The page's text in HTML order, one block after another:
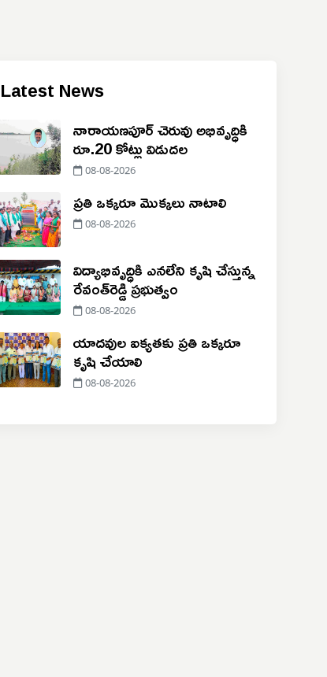
Latest News
నారాయణపూర్ చెరువు అభివృద్ధికి
రూ.20 కోట్లు విడుదల
08-08-2026
ప్రతి ఒక్కరూ మొక్కలు నాటాలి
08-08-2026
విద్యాభివృద్ధికి ఎనలేని కృషి చేస్తున్న
రేవంత్‌రెడ్డి ప్రభుత్వం
08-08-2026
యాదవుల ఐక్యతకు ప్రతి ఒక్కరూ
కృషి చేయాలి
08-08-2026